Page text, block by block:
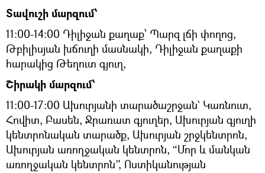
Տավուշի մարզում՝
11:00-14:00 Դիլիջան քաղաք՝ Պարզ լճի փողոց,
Թբիլիսյան խճուղի մասնակի, Դիլիջան քաղաքի
հարակից Թեղուտ գյուղ,
Շիրակի մարզում՝
11:00-17:00 Ախուրյանի տարածաշրջան` Կառնուտ,
Հովիտ, Բասեն, Ջրառատ գյուղեր, Ախուրյան գյուղի
կենտրոնական տարածք, Ախուրյան շրջկենտրոն,
Ախուրյան առողջական կենտրոն, “Մոր և մանկան
առողջական կենտրոն”, Ոստիկանության